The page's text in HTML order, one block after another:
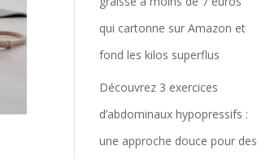
qui cartonne sur Amazon et
fond les kilos superflus
Découvrez 3 exercices
d’abdominaux hypopressifs :
une approche douce pour des